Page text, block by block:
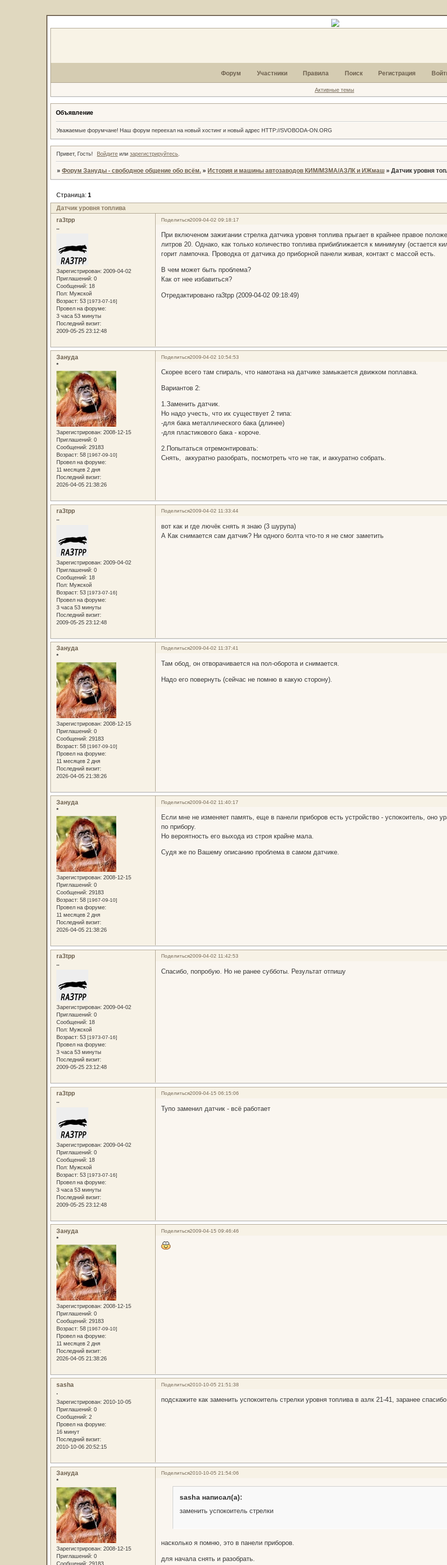
Форум Участники Правила Поиск Регистрация
Активные темы
Объявление
Уважаемые форумчане! Наш форум переехал на новый хостинг и новый адрес HTTP://SVOBODA-ON.ORG
Привет, Гость! Войдите илизарегистрируйтесь
» Форум Зануды - свободное общение обо всём. » История и машины автозаводов КИМ/МЗМА/АЗЛК и ИЖмаш » Датчик уровня
Датчик уровня топлива
Страница: 1
Поделиться2009-04-02 09:18:17
ra3tpp
..
Зарегистрирован: 2009-04-02
Приглашений: 0
Сообщений: 18
Пол: Мужской
Возраст: 53 [1973-07-16]
Провел на форуме:
3 часа 53 минуты
Последний визит:
2009-05-25 23:12:48
При включеном зажигании стрелка датчика уровня топлива прыгает в крайнее правое
литров 20. Однако, как только количество топлива прибиближается к минимуму (остается
горит лампочка. Проводка от датчика до приборной панели живая, контакт с массой есть.
В чем может быть проблема?
Как от нее избавиться?
Отредактировано ra3tpp (2009-04-02 09:18:49)
Поделиться2009-04-02 10:54:53
Зануда
*
Зарегистрирован: 2008-12-15
Приглашений: 0
Сообщений: 29183
Возраст: 58 [1967-09-10]
Провел на форуме:
11 месяцев 2 дня
Последний визит:
2026-04-05 21:38:26
Скорее всего там спираль, что намотана на датчике замыкается движком поплавка.
Вариантов 2:
1.Заменить датчик.
Но надо учесть, что их существует 2 типа:
-для бака металлического бака (длинее)
-для пластикового бака - короче.
2.Попытаться отремонтировать:
Снять, аккуратно разобрать, посмотреть что не так, и аккуратно собрать.
Поделиться2009-04-02 11:33:44
ra3tpp
..
Зарегистрирован: 2009-04-02
Приглашений: 0
Сообщений: 18
Пол: Мужской
Возраст: 53 [1973-07-16]
Провел на форуме:
3 часа 53 минуты
Последний визит:
2009-05-25 23:12:48
вот как и где лючёк снять я знаю (3 шурупа)
А Как снимается сам датчик? Ни одного болта что-то я не смог заметить
Поделиться2009-04-02 11:37:41
Зануда
*
Зарегистрирован: 2008-12-15
Приглашений: 0
Сообщений: 29183
Возраст: 58 [1967-09-10]
Провел на форуме:
11 месяцев 2 дня
Последний визит:
2026-04-05 21:38:26
Там обод, он отворачивается на пол-оборота и снимается.
Надо его повернуть (сейчас не помню в какую сторону).
Поделиться2009-04-02 11:40:17
Зануда
*
Зарегистрирован: 2008-12-15
Приглашений: 0
Сообщений: 29183
Возраст: 58 [1967-09-10]
Провел на форуме:
11 месяцев 2 дня
Последний визит:
2026-04-05 21:38:26
Если мне не изменяет память, еще в панели приборов есть устройство - успокоитель, оно
по прибору.
Но вероятность его выхода из строя крайне мала.
Судя же по Вашему описанию проблема в самом датчике.
Поделиться2009-04-02 11:42:53
ra3tpp
..
Зарегистрирован: 2009-04-02
Приглашений: 0
Сообщений: 18
Пол: Мужской
Возраст: 53 [1973-07-16]
Провел на форуме:
3 часа 53 минуты
Последний визит:
2009-05-25 23:12:48
Спасибо, попробую. Но не ранее субботы. Результат отпишу
Поделиться2009-04-15 06:15:06
ra3tpp
..
Зарегистрирован: 2009-04-02
Приглашений: 0
Сообщений: 18
Пол: Мужской
Возраст: 53 [1973-07-16]
Провел на форуме:
3 часа 53 минуты
Последний визит:
2009-05-25 23:12:48
Тупо заменил датчик - всё работает
Поделиться2009-04-15 09:46:46
Зануда
*
Зарегистрирован: 2008-12-15
Приглашений: 0
Сообщений: 29183
Возраст: 58 [1967-09-10]
Провел на форуме:
11 месяцев 2 дня
Последний визит:
2026-04-05 21:38:26
Поделиться2010-10-05 21:51:38
sasha
.
Зарегистрирован: 2010-10-05
Приглашений: 0
Сообщений: 2
Провел на форуме:
16 минут
Последний визит:
2010-10-06 20:52:15
подскажите как заменить успокоитель стрелки уровня топлива в азлк 21-41, заранее спасибо
Поделиться2010-10-05 21:54:06
Зануда
*
Зарегистрирован: 2008-12-15
Приглашений: 0
Сообщений: 29183
sasha написал(а):
заменить успокоитель стрелки
насколько я помню, это в панели приборов.
для начала снять и разобрать.